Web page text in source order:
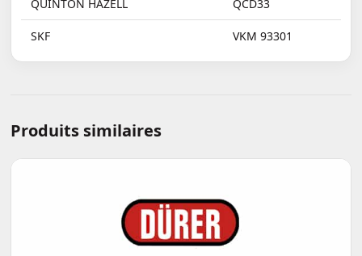
QUINTON HAZELL QCD33
SKF VKM 93301
Produits similaires